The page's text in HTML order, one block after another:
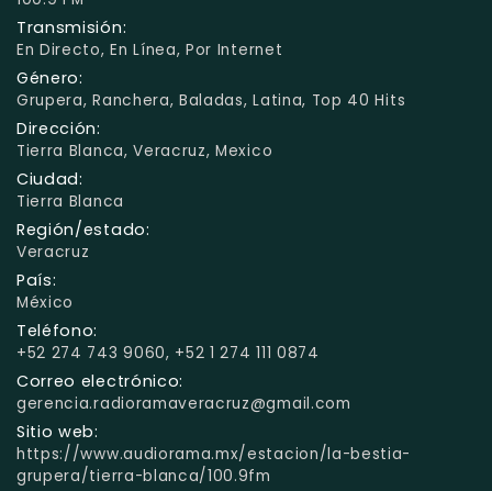
Transmisión:
En Directo, En Línea, Por Internet
Género:
Grupera, Ranchera, Baladas, Latina, Top 40 Hits
Dirección:
Tierra Blanca, Veracruz, Mexico
Ciudad:
Tierra Blanca
Región/estado:
Veracruz
País:
México
Teléfono:
+52 274 743 9060, +52 1 274 111 0874
Correo electrónico:
gerencia.radioramaveracruz@gmail.com
Sitio web:
https://www.audiorama.mx/estacion/la-bestia-
grupera/tierra-blanca/100.9fm